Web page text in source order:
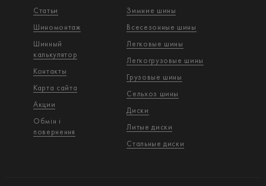
Статьи
Шиномонтаж
Шинный
калькулятор
Контакты
Карта сайта
Акции
Обмін і
повернення
Зимние шины
Всесезонные шины
Легковые шины
Легкогрузовые шины
Грузовые шины
Сельхоз шины
Диски
Литые диски
Стальные диски